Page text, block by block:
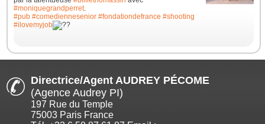
#moniquegrandperret.
#pub #comediennesenior #fondationdefrance #shooting
#ilovemyjob
Directrice/Agent AUDREY PÉCOME
(Agence Audrey PI)
197 Rue du Temple
75003 Paris France